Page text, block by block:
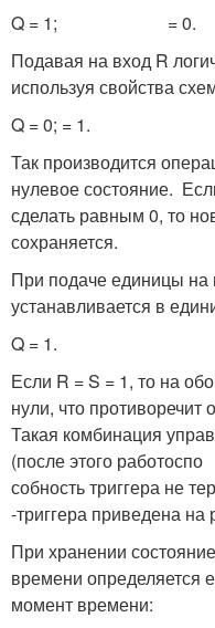
Q = 1;
= 0.
Подавая на вход R
используя свойства
Q = 0; = 1.
Так производится
нулевое состояние.
сделать равным 0, то
сохраняется.
При подаче единицы на
устанавливается в
Q = 1.
Если R = S = 1, то на
нули, что
Такая комбинация
(после этого работоспо
собность триггера не
-триггера приведена на
При хранении
времени определяется
момент времени: